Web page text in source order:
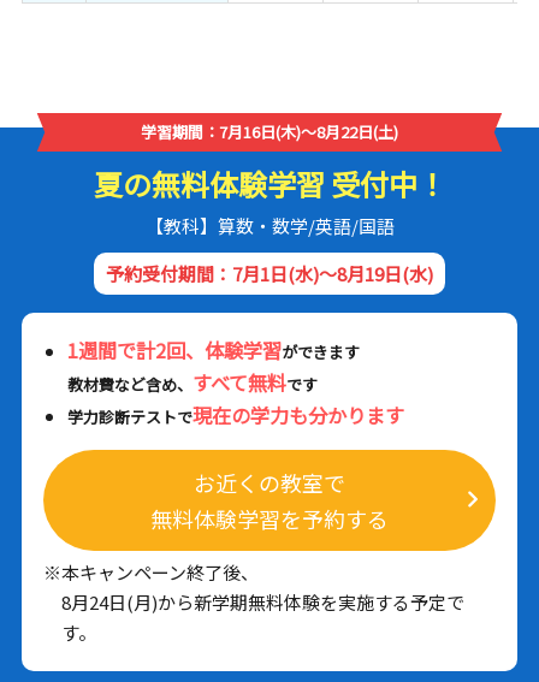
学習期間：7月16日(木)～8月22日(土)
夏の無料体験学習 受付中！
【教科】算数・数学/英語/国語
予約受付期間：7月1日(水)～8月19日(水)
1週間で計2回、体験学習ができます
教材費など含め、 すべて無料です
学力診断テストで現在の学力も分かります
お近くの教室で
無料体験学習を予約する
※本キャンペーン終了後、
8月24日(月)から新学期無料体験を実施する予定で
す。